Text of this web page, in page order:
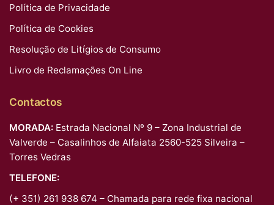
Política de Privacidade
Política de Cookies
Resolução de Litígios de Consumo
Livro de Reclamações On Line
Contactos
MORADA: Estrada Nacional Nº 9 – Zona Industrial de
Valverde – Casalinhos de Alfaiata 2560-525 Silveira –
Torres Vedras
TELEFONE:
(+ 351) 261 938 674 – Chamada para rede fixa nacional